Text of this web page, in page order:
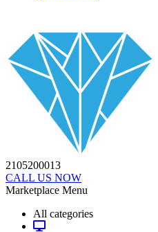
2105200013
CALL US NOW
Marketplace Menu
All categories